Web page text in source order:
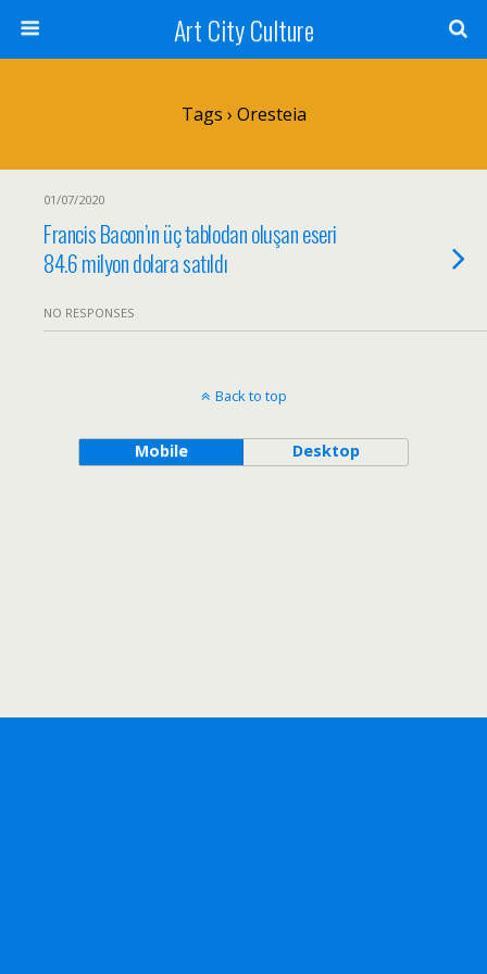
Art City Culture
Tags › Oresteia
01/07/2020
Francis Bacon’ın üç tablodan oluşan eseri
84.6 milyon dolara satıldı
NO RESPONSES
Back to top
Mobile Desktop